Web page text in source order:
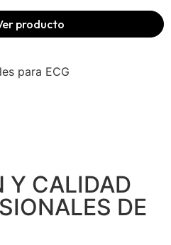
para ECG
producto
Y CALIDAD
DE